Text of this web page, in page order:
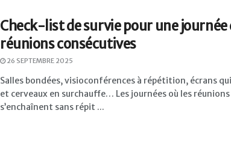
Check-list de survie pour une journée
réunions consécutives
26 SEPTEMBRE 2025
Salles bondées, visioconférences à répétition, écrans
et cerveaux en surchauffe… Les journées où les réunions
s’enchaînent sans répit ...